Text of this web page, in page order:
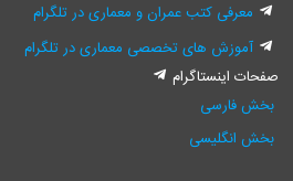
معرفی کتب عمران و معماری در تلگرام
آموزش های تخصصی معماری در تلگرام
صفحات اینستاگرام
بخش فارسی
بخش انگلیسی